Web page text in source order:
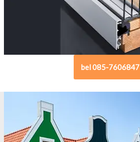
bel 085-7606847